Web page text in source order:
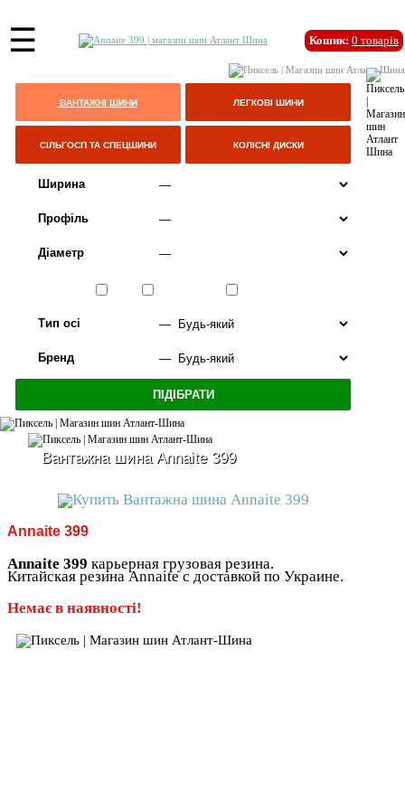
☰ Кошик: 0 товарів
ВАНТАЖНІ ШИНИ ЛЕГКОВІ ШИНИ
СІЛЬГОСП ТА СПЕЦШИНИ КОЛІСНІ ДИСКИ
Ширина
Профіль
Діаметр
Тип осі
Бренд
Вантажна шина Annaite 399
Annaite 399
Annaite 399 карьерная грузовая резина.
Китайская резина Annaite с доставкой по Украине.
Немає в наявності!